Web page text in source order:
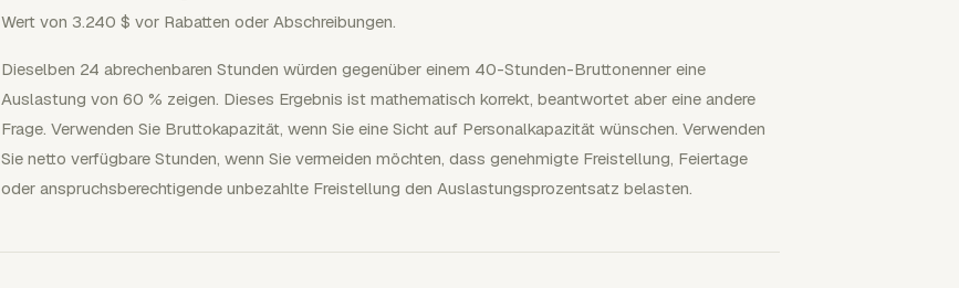
Wert von 3.240 $ vor Rabatten oder Abschreibungen.
Dieselben 24 abrechenbaren Stunden würden gegenüber einem 40-Stunden-Bruttonenner eine
Auslastung von 60 % zeigen. Dieses Ergebnis ist mathematisch korrekt, beantwortet aber eine andere
Frage. Verwenden Sie Bruttokapazität, wenn Sie eine Sicht auf Personalkapazität wünschen. Verwenden
Sie netto verfügbare Stunden, wenn Sie vermeiden möchten, dass genehmigte Freistellung, Feiertage
oder anspruchsberechtigende unbezahlte Freistellung den Auslastungsprozentsatz belasten.